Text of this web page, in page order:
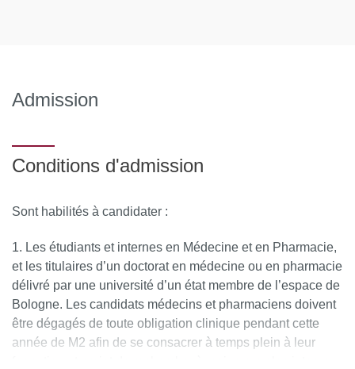
Admission
Conditions d'admission
Sont habilités à candidater :
Les étudiants et internes en Médecine et en Pharmacie,
et les titulaires d’un doctorat en médecine ou en pharmacie
délivré par une université d’un état membre de l’espace de
Bologne. Les candidats médecins et pharmaciens doivent
être dégagés de toute obligation clinique pendant cette
année de M2 afin de se consacrer à temps plein à leur